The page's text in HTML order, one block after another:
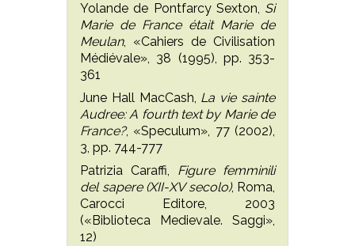
Yolande de Pontfarcy Sexton, Si
Marie de France était Marie de
Meulan, «Cahiers de Civilisation
Médiévale», 38 (1995), pp. 353-
361
June Hall MacCash, La vie sainte
Audree: A fourth text by Marie de
France?, «Speculum», 77 (2002),
3, pp. 744-777
Patrizia Caraffi, Figure femminili
del sapere (XII-XV secolo), Roma,
Carocci Editore, 2003
(«Biblioteca Medievale. Saggi»,
12)